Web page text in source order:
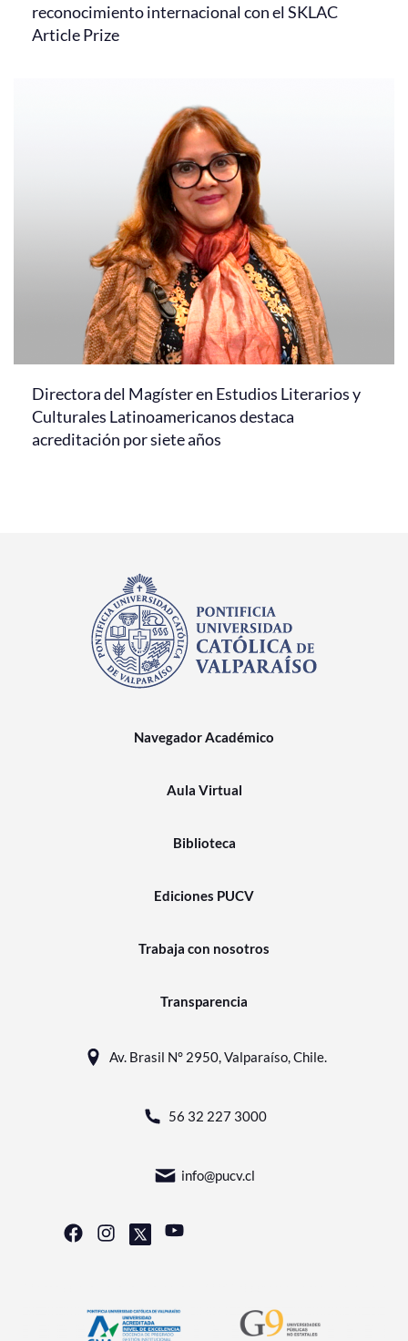
reconocimiento internacional con el SKLAC
Article Prize
Directora del Magíster en Estudios Literarios y
Culturales Latinoamericanos destaca
acreditación por siete años
Navegador Académico
Aula Virtual
Biblioteca
Ediciones PUCV
Trabaja con nosotros
Transparencia
Av. Brasil N° 2950, Valparaíso, Chile.
56 32 227 3000
info@pucv.cl